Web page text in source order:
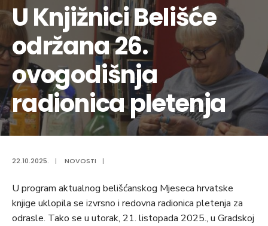
U Knjižnici Belišće
održana 26.
ovogodišnja
radionica pletenja
22.10.2025. | NOVOSTI |
U program aktualnog belišćanskog Mjeseca hrvatske
knjige uklopila se izvrsno i redovna radionica pletenja za
odrasle. Tako se u utorak, 21. listopada 2025., u Gradskoj